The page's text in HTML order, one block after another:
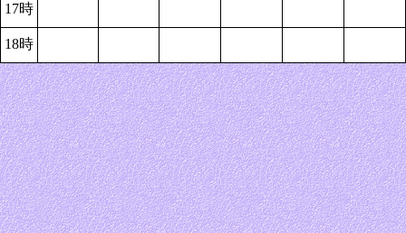
17時
18時